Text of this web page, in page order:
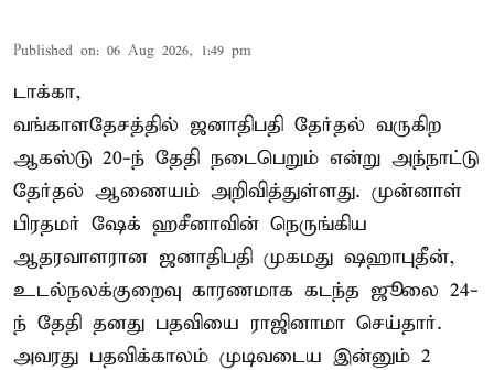
Published on: 06 Aug 2026, 1:49 pm
டாக்கா,
வங்காளதேசத்தில் ஜனாதிபதி தேர்தல் வருகிற
ஆகஸ்டு 20-ந் தேதி நடைபெறும் என்று அந்நாட்டு
தேர்தல் ஆணையம் அறிவித்துள்ளது. முன்னாள்
பிரதமர் ஷேக் ஹசீனாவின் நெருங்கிய
ஆதரவாளரான ஜனாதிபதி முகமது ஷஹாபுதீன்,
உடல்நலக்குறைவு காரணமாக கடந்த ஜூலை 24-
ந் தேதி தனது பதவியை ராஜினாமா செய்தார்.
அவரது பதவிக்காலம் முடிவடைய இன்னும் 2